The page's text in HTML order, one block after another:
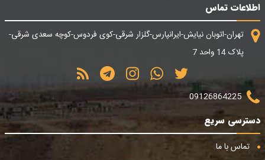
اطلاعات تماس
تهران-اتوبان نیایش-ایرانپارس-گلزار شرقی-کوی فردوس-کوچه سعدی شرقی-
پلاک 14 واحد 7
09126864225
دسترسی سریع
تماس با ما